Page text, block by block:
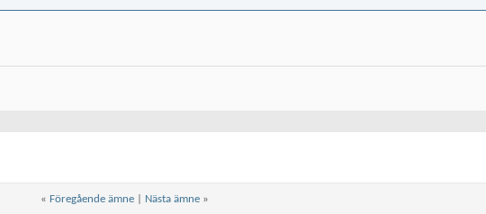
« Föregående ämne| Nästa ämne »